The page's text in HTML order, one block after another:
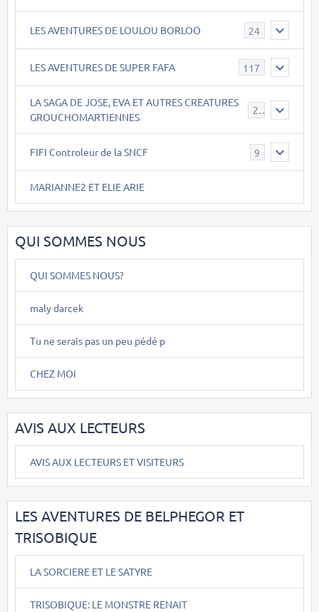
LES AVENTURES DE LOULOU BORLOO 24
LES AVENTURES DE SUPER FAFA 117
LA SAGA DE JOSE, EVA ET AUTRES CREATURES
GROUCHOMARTIENNES
26
FIFI Controleur de la SNCF 9
MARIANNE2 ET ELIE ARIE
QUI SOMMES NOUS
QUI SOMMES NOUS?
maly darcek
Tu ne serais pas un peu pédé p
CHEZ MOI
AVIS AUX LECTEURS
AVIS AUX LECTEURS ET VISITEURS
LES AVENTURES DE BELPHEGOR ET
TRISOBIQUE
LA SORCIERE ET LE SATYRE
TRISOBIQUE: LE MONSTRE RENAIT